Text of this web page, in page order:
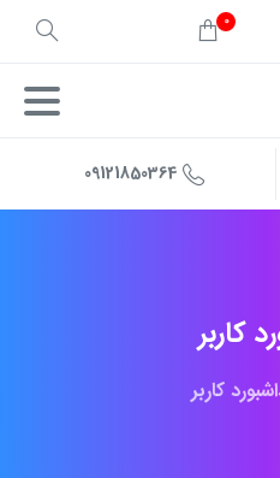
0
09121850364
کاربر
کاربر